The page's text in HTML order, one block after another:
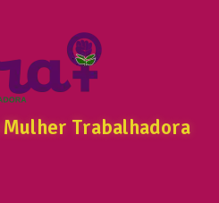
Mulher Trabalhadora